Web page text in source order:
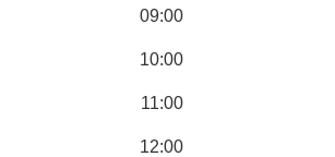
09:00
10:00
11:00
12:00